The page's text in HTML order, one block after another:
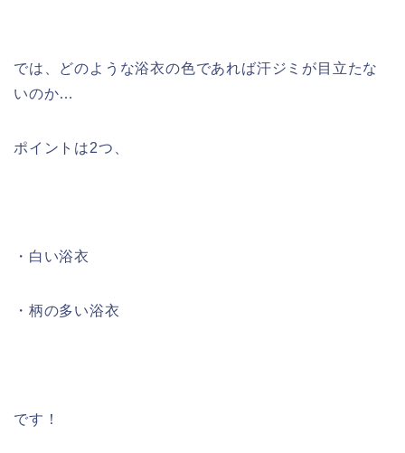
では、どのような浴衣の色であれば汗ジミが目立たな
いのか…
ポイントは2つ、
・ 白い浴衣
・ 柄の多い浴衣
です！